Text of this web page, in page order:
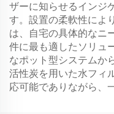
ザーに知らせるインジ
す。設置の柔軟性によ
は、自宅の具体的なニ
件に最も適したソリュ
なポット型システムか
活性炭を用いた水フィ
応可能でありながら、